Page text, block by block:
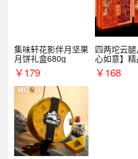
集味轩花影伴月坚果
月饼礼盒680g
￥179
四两坨云
心如意】
50g/盒
￥168